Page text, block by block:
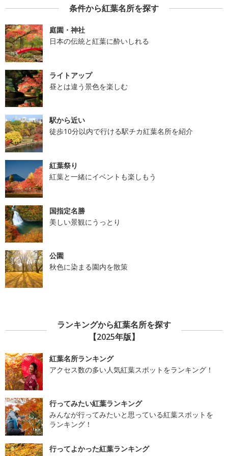
条件から紅葉名所を探す
庭園・神社
日本の伝統と紅葉に酔いしれる
ライトアップ
昼とは違う景色を楽しむ
駅から近い
徒歩10分以内で行ける駅チカ紅葉名所を紹介
紅葉祭り
紅葉と一緒にイベントも楽しもう
国指定名勝
美しい景観にうっとり
公園
秋色に染まる園内を散策
ランキングから紅葉名所を探す
【2025年版】
紅葉名所ランキング
アクセス数の多い人気紅葉スポットをランキング！
行ってみたい紅葉ランキング
みんなが行ってみたいと思っている紅葉スポットを
ランキング！
行ってよかった紅葉ランキング